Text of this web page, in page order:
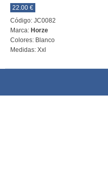
22.00 €
Código: JC0082
Marca: Horze
Colores: Blanco
Medidas: Xxl